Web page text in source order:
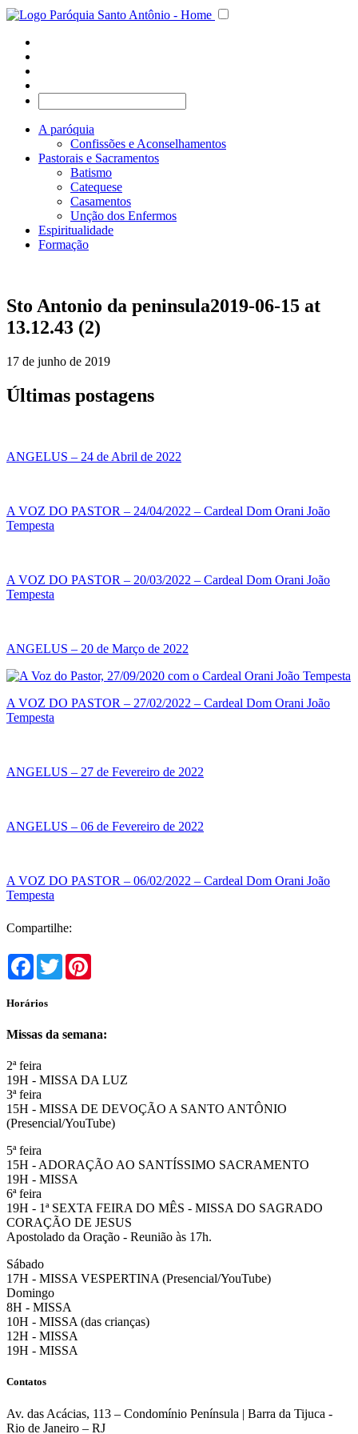
A paróquia
Confissões e Aconselhamentos
Pastorais e Sacramentos
Batismo
Catequese
Casamentos
Unção dos Enfermos
Espiritualidade
Formação
Sto Antonio da peninsula2019-06-15 at
13.12.43 (2)
17 de junho de 2019
Últimas postagens
ANGELUS – 24 de Abril de 2022
A VOZ DO PASTOR – 24/04/2022 – Cardeal Dom Orani João
Tempesta
A VOZ DO PASTOR – 20/03/2022 – Cardeal Dom Orani João
Tempesta
ANGELUS – 20 de Março de 2022
A VOZ DO PASTOR – 27/02/2022 – Cardeal Dom Orani João
Tempesta
ANGELUS – 27 de Fevereiro de 2022
ANGELUS – 06 de Fevereiro de 2022
A VOZ DO PASTOR – 06/02/2022 – Cardeal Dom Orani João
Tempesta
Compartilhe:
Facebook
Twitter
Horários
Missas da semana:
2ª feira
19H - MISSA DA LUZ
3ª feira
15H - MISSA DE DEVOÇÃO A SANTO ANTÔNIO
(Presencial/YouTube)
5ª feira
15H - ADORAÇÃO AO SANTÍSSIMO SACRAMENTO
19H - MISSA
6ª feira
19H - 1ª SEXTA FEIRA DO MÊS - MISSA DO SAGRADO
CORAÇÃO DE JESUS
Apostolado da Oração - Reunião às 17h.
Sábado
17H - MISSA VESPERTINA (Presencial/YouTube)
Domingo
8H - MISSA
10H - MISSA (das crianças)
12H - MISSA
19H - MISSA
Contatos
Av. das Acácias, 113 – Condomínio Península | Barra da Tijuca -
Rio de Janeiro – RJ